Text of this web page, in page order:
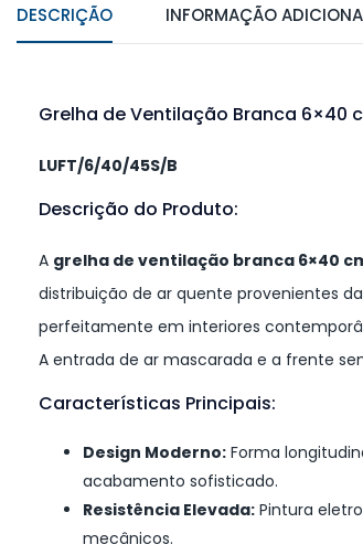
DESCRIÇÃO INFORMAÇÃO
Grelha de Ventilação Branca 6×40
LUFT/6/40/45S/B
Descrição do Produto:
A grelha de ventilação branca 6×40
distribuição de ar quente provenientes
perfeitamente em interiores
A entrada de ar mascarada e a frente
Características Principais:
Design Moderno: Forma
acabamento sofisticado.
Resistência Elevada: Pintura
mecânicos.